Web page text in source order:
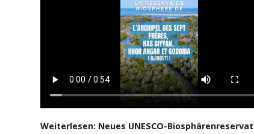
Weiterlesen: Neues UNESCO-